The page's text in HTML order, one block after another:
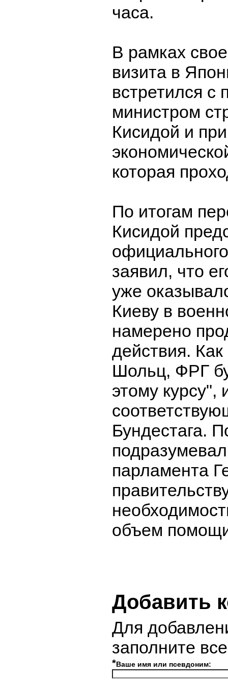
часа.
В рамках
визита в
встретился с
министром
Кисидой и
которая
По итогам
Кисидой
заявил, что
уже
Киеву в
намерено
действия.
Шольц, ФРГ
этому курсу",
Бундестага.
парламента
объем
Добавить
Для
заполните
*Ваше имя или псевдоним: